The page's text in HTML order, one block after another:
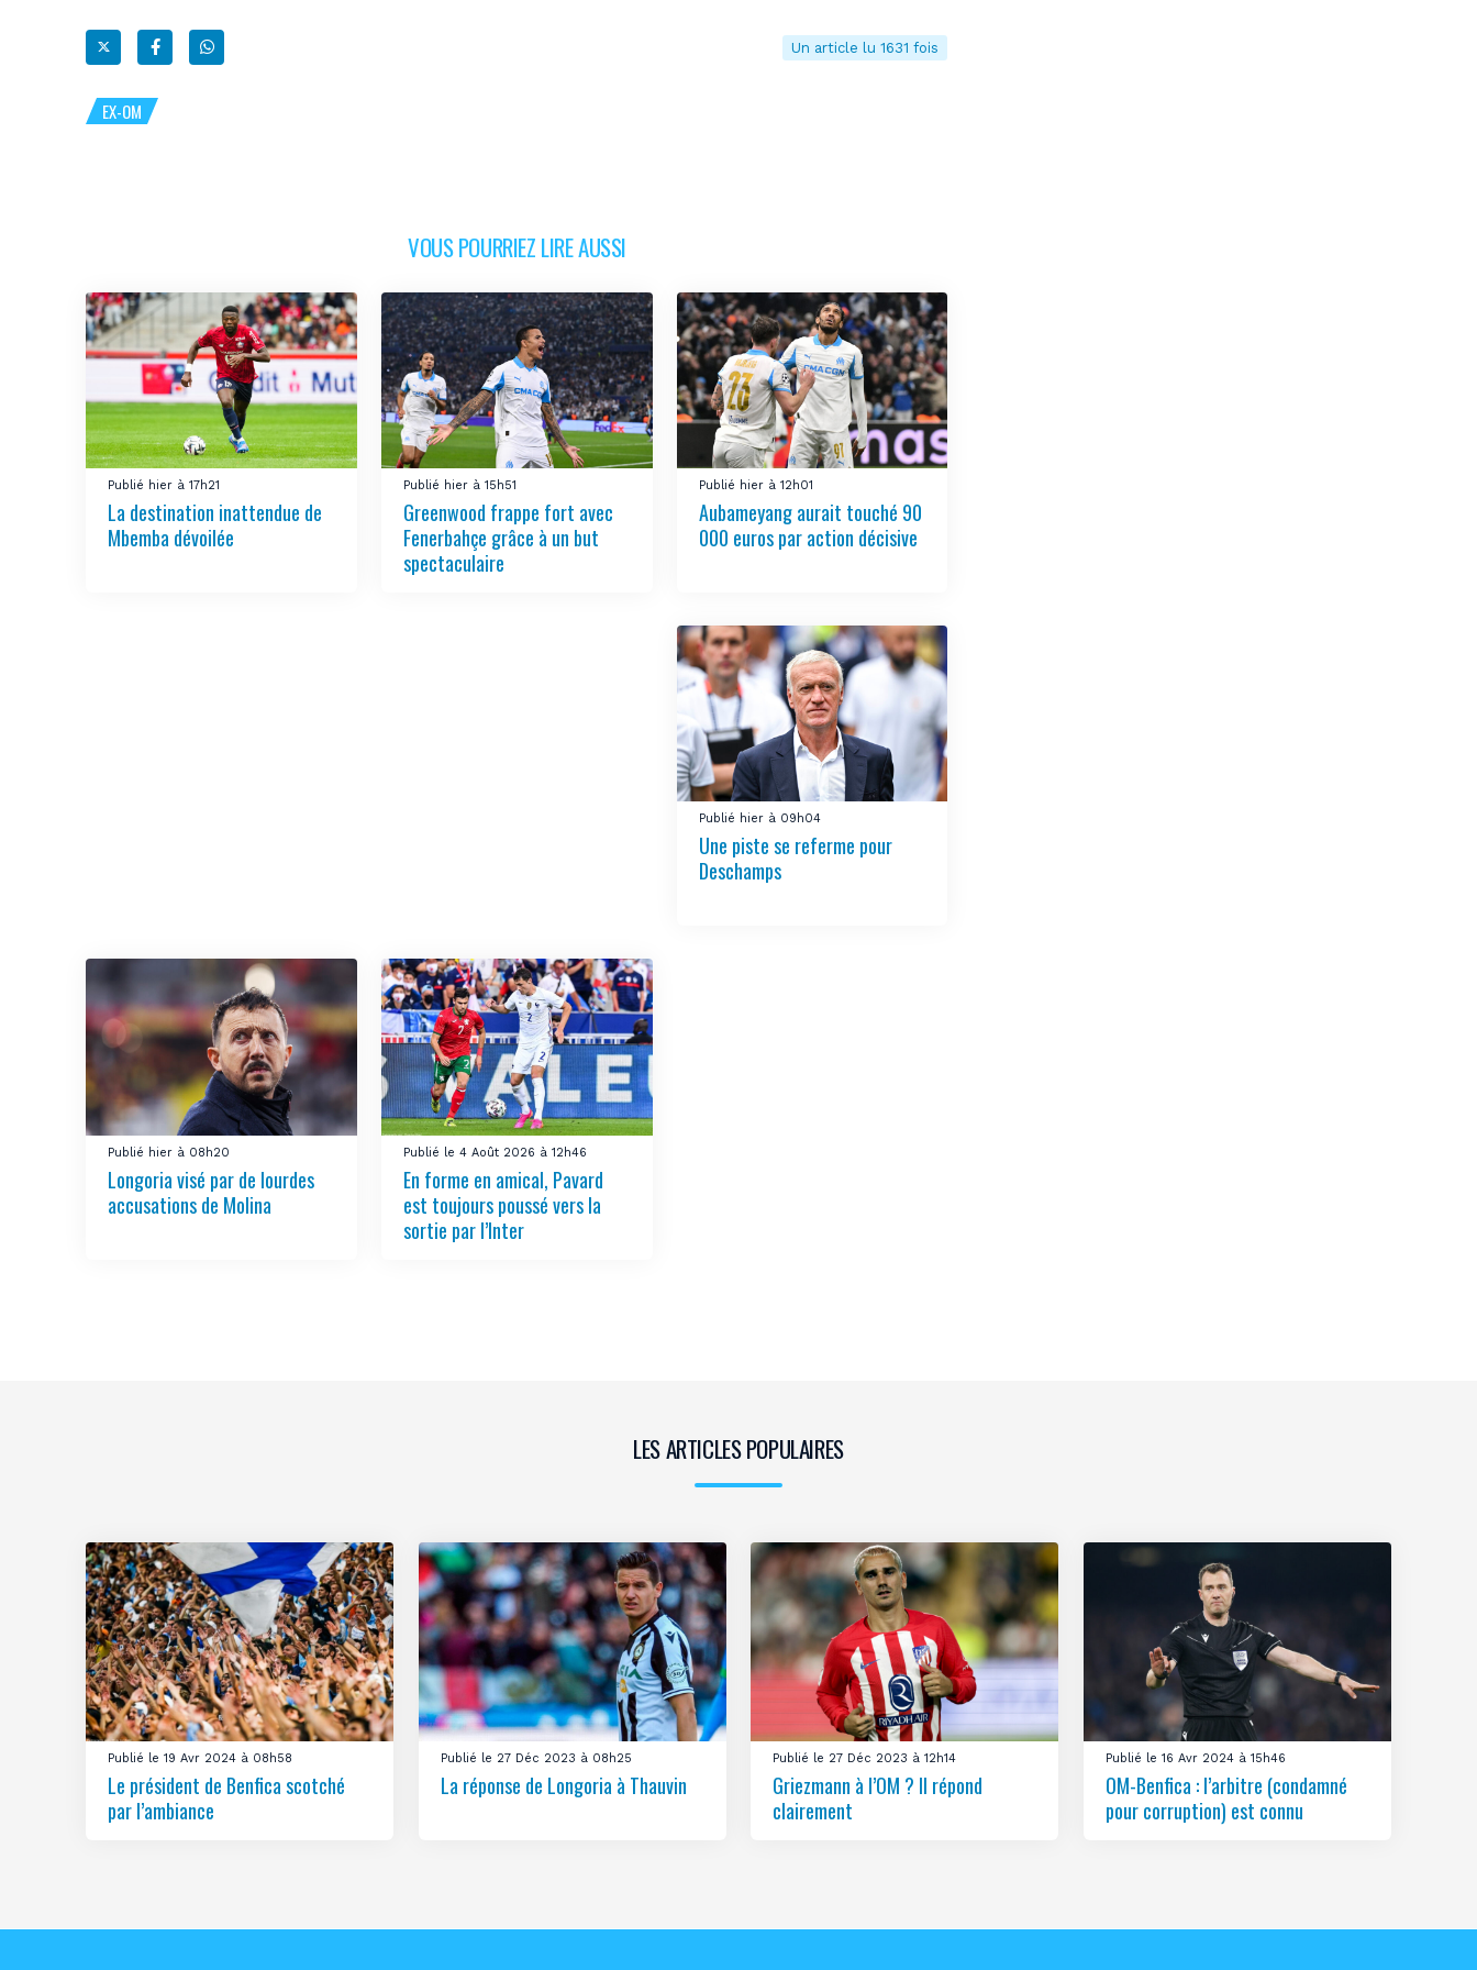
Un article lu 1631 fois
EX-OM
VOUS POURRIEZ LIRE AUSSI
Publié hier à 17h21
La destination inattendue de
Mbemba dévoilée
Publié hier à 15h51
Greenwood frappe fort avec
Fenerbahçe grâce à un but
spectaculaire
Publié hier à 12h01
Aubameyang aurait touché 90
000 euros par action décisive
Publié hier à 09h04
Une piste se referme pour
Deschamps
Publié hier à 08h20
Longoria visé par de lourdes
accusations de Molina
Publié le 4 Août 2026 à 12h46
En forme en amical, Pavard
est toujours poussé vers la
sortie par l’Inter
LES ARTICLES POPULAIRES
Publié le 19 Avr 2024 à 08h58
Le président de Benfica scotché
par l’ambiance
Publié le 27 Déc 2023 à 08h25
La réponse de Longoria à Thauvin
Publié le 27 Déc 2023 à 12h14
Griezmann à l’OM ? Il répond
clairement
Publié le 16 Avr 2024 à 15h46
OM-Benfica : l’arbitre (condamné
pour corruption) est connu